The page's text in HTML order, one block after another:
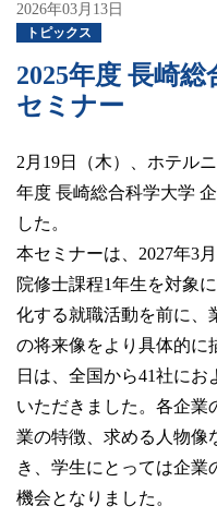
一般
学生
お
緊急時のお知らせ
このサイトについて
プライバシーポリシー
2026年03月13日
トピックス
2025年度 長崎
セミナー
2月19日（木）、ホテル
年度 長崎総合科学大学
した。
本セミナーは、2027年3
院修士課程1年生を対象
化する就職活動を前に、
の将来像をより具体的に
日は、全国から41社に
いただきました。各企業
業の特徴、求める人物像
き、学生にとっては企業
機会となりました。